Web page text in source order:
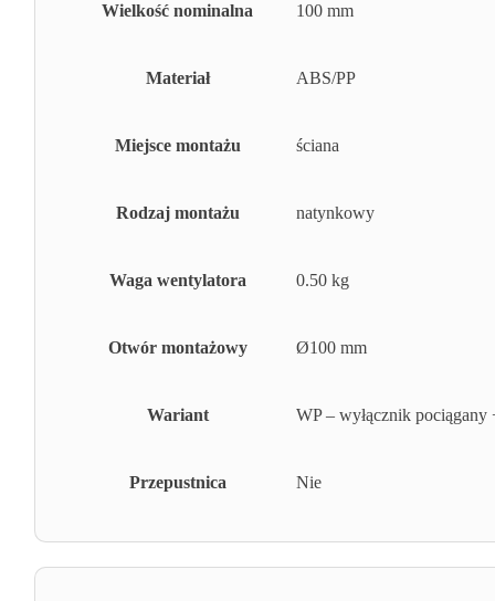
Wielkość nominalna 100 mm
Materiał ABS/PP
Miejsce montażu ściana
Rodzaj montażu natynkowy
Waga wentylatora 0.50 kg
Otwór montażowy Ø100 mm
Wariant WP – wyłącznik pociągany
Przepustnica Nie